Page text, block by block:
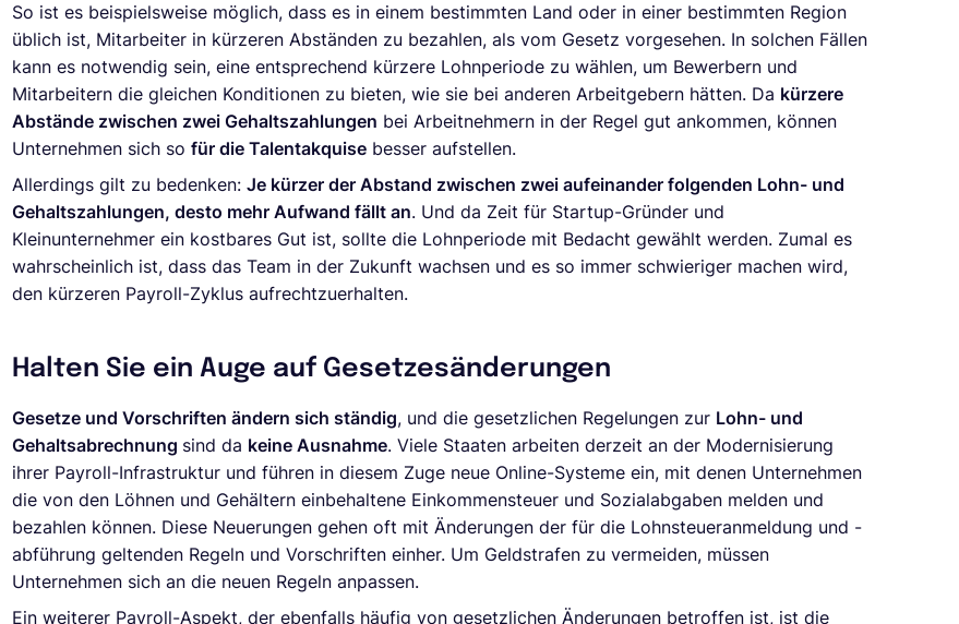
So ist es beispielsweise möglich, dass es in einem bestimmten Land oder in einer bestimmten Region
üblich ist, Mitarbeiter in kürzeren Abständen zu bezahlen, als vom Gesetz vorgesehen. In solchen Fällen
kann es notwendig sein, eine entsprechend kürzere Lohnperiode zu wählen, um Bewerbern und
Mitarbeitern die gleichen Konditionen zu bieten, wie sie bei anderen Arbeitgebern hätten. Da kürzere
Abstände zwischen zwei Gehaltszahlungen bei Arbeitnehmern in der Regel gut ankommen, können
Unternehmen sich so für die Talentakquise besser aufstellen.
Allerdings gilt zu bedenken: Je kürzer der Abstand zwischen zwei aufeinander folgenden Lohn- und
Gehaltszahlungen, desto mehr Aufwand fällt an. Und da Zeit für Startup-Gründer und
Kleinunternehmer ein kostbares Gut ist, sollte die Lohnperiode mit Bedacht gewählt werden. Zumal es
wahrscheinlich ist, dass das Team in der Zukunft wachsen und es so immer schwieriger machen wird,
den kürzeren Payroll-Zyklus aufrechtzuerhalten.
Halten Sie ein Auge auf Gesetzesänderungen
Gesetze und Vorschriften ändern sich ständig, und die gesetzlichen Regelungen zur Lohn- und
Gehaltsabrechnung sind da keine Ausnahme. Viele Staaten arbeiten derzeit an der Modernisierung
ihrer Payroll-Infrastruktur und führen in diesem Zuge neue Online-Systeme ein, mit denen Unternehmen
die von den Löhnen und Gehältern einbehaltene Einkommensteuer und Sozialabgaben melden und
bezahlen können. Diese Neuerungen gehen oft mit Änderungen der für die Lohnsteueranmeldung und -
abführung geltenden Regeln und Vorschriften einher. Um Geldstrafen zu vermeiden, müssen
Unternehmen sich an die neuen Regeln anpassen.
Ein weiterer Payroll-Aspekt, der ebenfalls häufig von gesetzlichen Änderungen betroffen ist, ist die